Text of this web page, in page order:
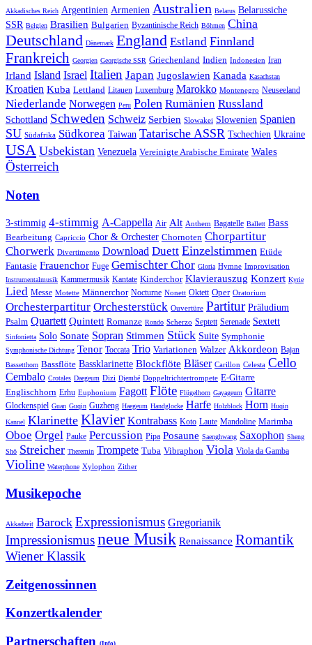
Akkadisches Reich Argentinien Armenien Australien Belarus Belarussiche
SSR Belgien Brasilien Bulgarien Byzantinische Reich Böhmen China
Deutschland Dänemark England Estland Finnland
Frankreich Georgien Georgische SSR Griechenland Indien Indonesien Iran
Irland Island Israel Italien Japan Jugoslawien Kanada Kasachstan
Kroatien Kuba Lettland Litauen Luxemburg Marokko Montenegro Neuseeland
Niederlande Norwegen Peru Polen Rumänien Russland
Schottland Schweden Schweiz Serbien Slowakei Slowenien Spanien
SU Südafrika Südkorea Taiwan Tatarische ASSR Tschechien Ukraine
USA Usbekistan Venezuela Vereinigte Arabische Emirate Wales
Österreich
Noten
3-stimmig 4-stimmig A-Cappella Air Alt Anthem Bagatelle Ballett Bass
Bearbeitung Capriccio Chor & Orchester Chornoten Chorpartitur
Chorwerk Divertimento Download Duett Einzelstimmen Etüde
Fantasie Frauenchor Fuge Gemischter Chor Gloria Hymne Improvisation
Instrumentalmusik Kammermusik Kantate Kinderchor Klavierauszug Konzert Kyrie
Lied Messe Motette Männerchor Nocturne Nonett Oktett Oper Oratorium
Orchesterpartitur Orchesterstück Ouvertüre Partitur Präludium
Psalm Quartett Quintett Romanze Rondo Scherzo Septett Serenade Sextett
Sinfonietta Solo Sonate Sopran Stimmen Stück Suite Symphonie
Symphonische Dichtung Tenor Toccata Trio Variationen Walzer Akkordeon Bajan
Bassetthorn Bassflöte Bassklarinette Blockflöte Bläser Carillon Celesta Cello
Cembalo Crotales Daegeum Dizi Djembé Doppeltrichtertrompete E-Gitarre
Englischhorn Erhu Euphonium Fagott Flöte Flügelhorn Gayageum Gitarre
Glockenspiel Guan Guqin Guzheng Haegeum Handglocke Harfe Holzblock Horn Huqin
Kannel Klarinette Klavier Kontrabass Koto Laute Mandoline Marimba
Oboe Orgel Pauke Percussion Pipa Posaune Saenghwang Saxophon Sheng
Shō Streicher Theremin Trompete Tuba Vibraphon Viola Viola da Gamba
Violine Waterphone Xylophon Zither
Musikepoche
Akkadzeit Barock Expressionismus Gregorianik
Impressionismusneue Musik Renaissance Romantik
Wiener Klassik
Zeitgenossinnen
Konzertkalender
Partnerschaften